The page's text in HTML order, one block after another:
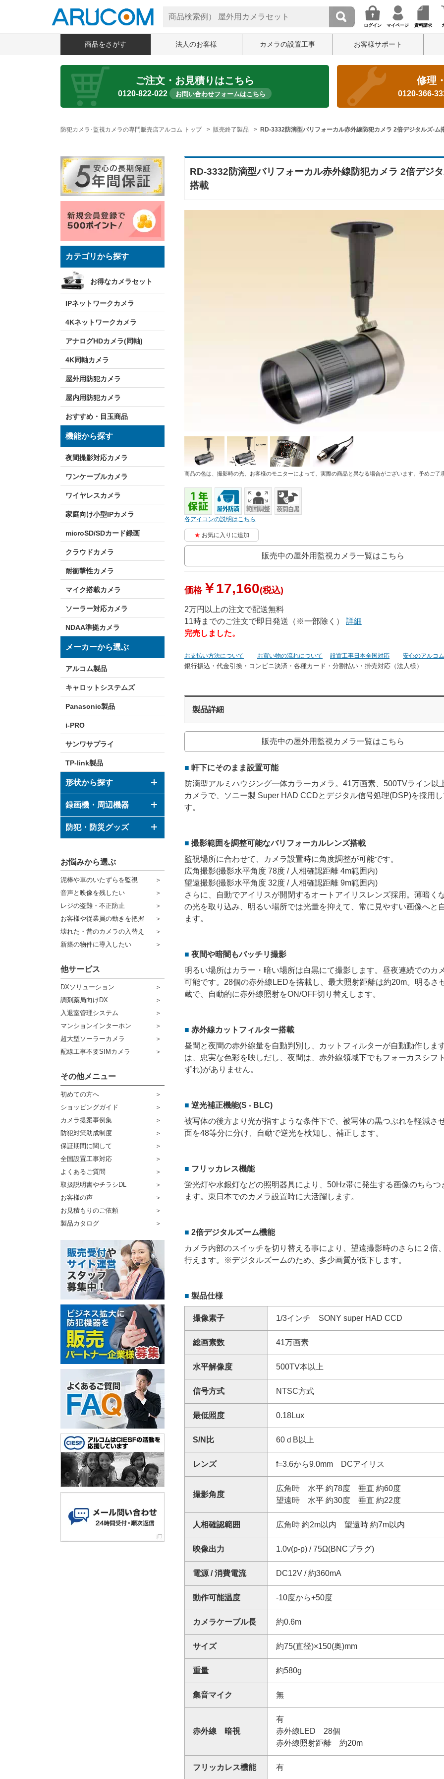
ログイン マイページ 資料請求
商品をさがす 法人のお客様 カメラの設置工事 お客様サポート
ご注文・お見積りはこちら
0120-822-022 お問い合わせフォームはこちら
修理
0120-366-
防犯カメラ･監視カメラの専門販売店アルコム トップ 販売終了製品 RD-3332防滴型バリフォーカル赤外線防犯カメラ 2倍デジタルズ-ム
カテゴリから探す
お得なカメラセット
IPネットワークカメラ
4Kネットワークカメラ
アナログHDカメラ(同軸)
4K同軸カメラ
屋外用防犯カメラ
屋内用防犯カメラ
おすすめ・目玉商品
機能から探す
夜間撮影対応カメラ
ワンケーブルカメラ
ワイヤレスカメラ
家庭向け小型IPカメラ
microSD/SDカード録画
クラウドカメラ
耐衝撃性カメラ
マイク搭載カメラ
ソーラー対応カメラ
NDAA準拠カメラ
メーカーから選ぶ
アルコム製品
キャロットシステムズ
Panasonic製品
i-PRO
サンワサプライ
TP-link製品
形状から探す
ドーム型カメラ
ボックス型カメラ
その他形状のカメラ
録画機・周辺機器
デジタルレコーダー
ハウジング
ブラケット
ケーブル
コネクター
その他周辺機器
防犯・防災グッズ
防災グッズ
センサーライト・アラーム
防犯ステッカー
宅配ボックス
販売終了商品
お悩みから選ぶ
泥棒や車のいたずらを監視
音声と映像を残したい
レジの盗難・不正防止
お客様や従業員の動きを把握
壊れた・昔のカメラの入替え
新築の物件に導入したい
他サービス
DXソリューション
調剤薬局向けDX
入退室管理システム
マンションインターホン
超大型ソーラーカメラ
配線工事不要SIMカメラ
その他メニュー
初めての方へ
ショッピングガイド
カメラ提案事例集
防犯対策助成制度
保証期間に関して
全国設置工事対応
よくあるご質問
取扱説明書やチラシDL
お客様の声
お見積もりのご依頼
製品カタログ
RD-3332防滴型バリフォーカル赤外線防犯カメラ 2倍デジ
搭載
商品の色は、撮影時の光、お客様のモニターによって、実際の商品と異なる場合がございます。予めご了
各アイコンの説明はこちら
お気に入りに追加
販売中の屋外用監視カメラ一覧はこちら
価格￥17,160(税込)
2万円以上の注文で配送無料
11時までのご注文で即日発送（※一部除く） 詳細
完売しました。
お支払い方法について お買い物の流れについて 設置工事日本全国対応 安心のアルコ
銀行振込・代金引換・コンビニ決済・ 各種カード・分割払い・掛売対応（法人様）
製品詳細
販売中の屋外用監視カメラ一覧はこちら
軒下にそのまま設置可能
防滴型アルミハウジング一体カラーカメラ。41万画素、500TVライン以
カメラで、ソニー製 Super HAD CCDとデジタル信号処理(DSP)を採用し
す。
撮影範囲を調整可能なバリフォーカルレンズ搭載
監視場所に合わせて、カメラ設置時に角度調整が可能です。
広角撮影(撮影水平角度 78度 / 人相確認距離 4m範囲内)
望遠撮影(撮影水平角度 32度 / 人相確認距離 9m範囲内)
さらに、自動でアイリスが開閉するオートアイリスレンズ採用。薄暗く
の光を取り込み、明るい場所では光量を抑えて、常に見やすい画像へと
ます。
夜間や暗闇もバッチリ撮影
明るい場所はカラー・暗い場所は白黒にて撮影します。昼夜連続でのカ
可能です。28個の赤外線LEDを搭載し、最大照射距離は約20m。明るさ
蔵で、自動的に赤外線照射をON/OFF切り替えします。
赤外線カットフィルター搭載
昼間と夜間の赤外線量を自動判別し、カットフィルターが自動動作しま
は、忠実な色彩を映しだし、夜間は、赤外線領域下でもフォーカスシフ
ずれ)がありません。
逆光補正機能(S - BLC)
被写体の後方より光が指すような条件下で、被写体の黒つぶれを軽減さ
面を48等分に分け、自動で逆光を検知し、補正します。
フリッカレス機能
蛍光灯や水銀灯などの照明器具により、50Hz帯に発生する画像のちらつ
ます。東日本でのカメラ設置時に大活躍します。
2倍デジタルズーム機能
カメラ内部のスイッチを切り替える事により、望遠撮影時のさらに２倍
行えます。※デジタルズームのため、多少画質が低下します。
製品仕様
撮像素子 1/3インチ SONY super HAD CCD
総画素数 41万画素
水平解像度 500TV本以上
信号方式 NTSC方式
最低照度 0.18Lux
S/N比 60ｄB以上
レンズ f=3.6から9.0mm DCアイリス
撮影角度
広角時 水平 約78度 垂直 約60度
望遠時 水平 約30度 垂直 約22度
人相確認範囲 広角時 約2m以内 望遠時 約7m以内
映像出力 1.0v(p-p) / 75Ω(BNCプラグ)
電源 / 消費電流 DC12V / 約360mA
動作可能温度 -10度から+50度
カメラケーブル長 約0.6m
サイズ 約75(直径)×150(奥)mm
重量 約580g
集音マイク 無
赤外線 暗視
有
赤外線LED 28個
赤外線照射距離 約20m
フリッカレス機能 有